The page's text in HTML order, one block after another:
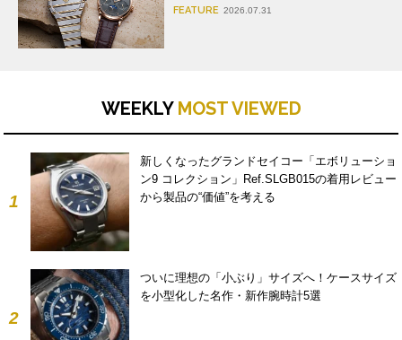
FEATURE 2026.07.31
WEEKLY MOST VIEWED
1
新しくなったグランドセイコー「エボリューショ
ン9 コレクション」Ref.SLGB015の着用レビュー
から製品の“価値”を考える
2
ついに理想の「小ぶり」サイズへ！ケースサイズ
を小型化した名作・新作腕時計5選